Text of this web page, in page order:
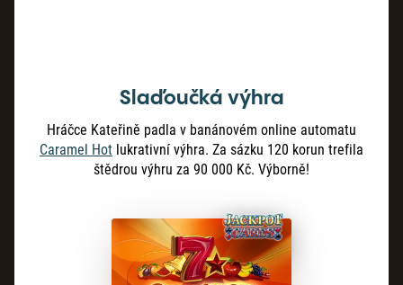
Slaďoučká výhra
Hráčce Kateřině padla v banánovém online automatu
Caramel Hot lukrativní výhra. Za sázku 120 korun trefila
štědrou výhru za 90 000 Kč. Výborně!